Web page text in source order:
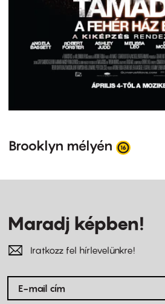
Brooklyn mélyén
Maradj képben!
Iratkozz fel hírlevelünkre!